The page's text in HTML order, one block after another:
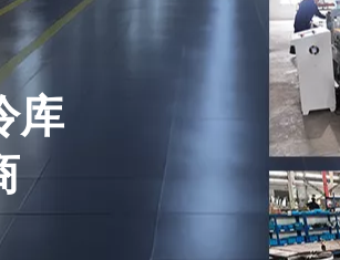
冷库门
冷库配件
制冷设备
库